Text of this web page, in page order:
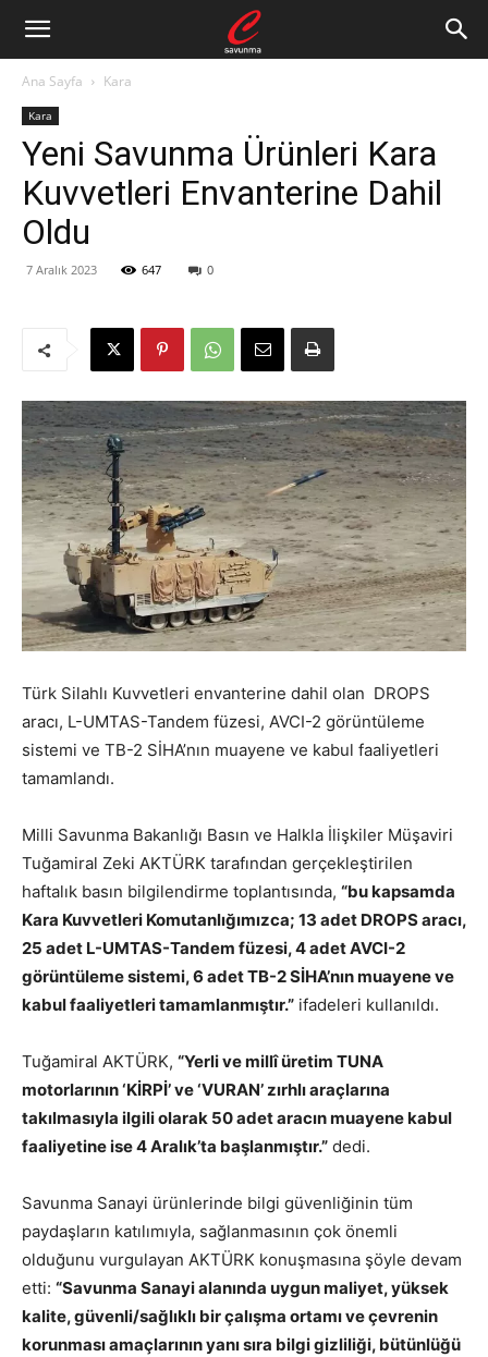
Ana Sayfa Kara
Kara
Yeni Savunma Ürünleri Kara
Kuvvetleri Envanterine Dahil
Oldu
7 Aralık 2023 647 0
Türk Silahlı Kuvvetleri envanterine dahil olan DROPS
aracı, L-UMTAS-Tandem füzesi, AVCI-2 görüntüleme
sistemi ve TB-2 SİHA’nın muayene ve kabul faaliyetleri
tamamlandı.
Milli Savunma Bakanlığı Basın ve Halkla İlişkiler Müşaviri
Tuğamiral Zeki AKTÜRK tarafından gerçekleştirilen
haftalık basın bilgilendirme toplantısında, “bu kapsamda
Kara Kuvvetleri Komutanlığımızca; 13 adet DROPS aracı,
25 adet L-UMTAS-Tandem füzesi, 4 adet AVCI-2
görüntüleme sistemi, 6 adet TB-2 SİHA’nın muayene ve
kabul faaliyetleri tamamlanmıştır.” ifadeleri kullanıldı.
Tuğamiral AKTÜRK, “Yerli ve millî üretim TUNA
motorlarının ‘KİRPİ’ ve ‘VURAN’ zırhlı araçlarına
takılmasıyla ilgili olarak 50 adet aracın muayene kabul
faaliyetine ise 4 Aralık’ta başlanmıştır.” dedi.
Savunma Sanayi ürünlerinde bilgi güvenliğinin tüm
paydaşların katılımıyla, sağlanmasının çok önemli
olduğunu vurgulayan AKTÜRK konuşmasına şöyle devam
etti: “Savunma Sanayi alanında uygun maliyet, yüksek
kalite, güvenli/sağlıklı bir çalışma ortamı ve çevrenin
korunması amaçlarının yanı sıra bilgi gizliliği, bütünlüğü